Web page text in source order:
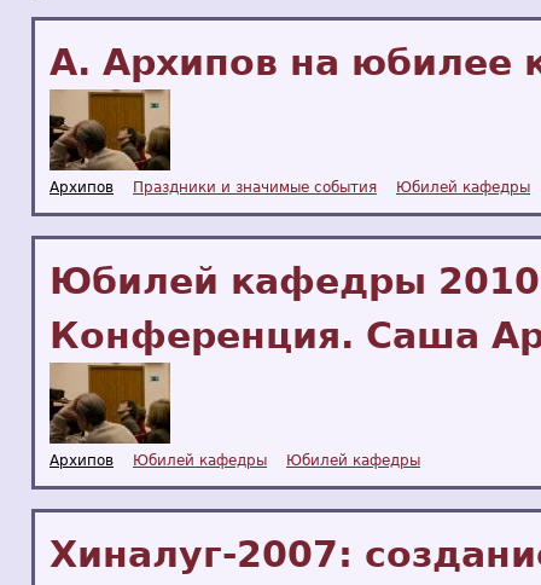
А. Архипов на юбилее
Архипов Праздники и значимые события Юбилей кафедры
Юбилей кафедры
Конференция. Саша
Архипов Юбилей кафедры Юбилей кафедры
Хиналуг-2007: